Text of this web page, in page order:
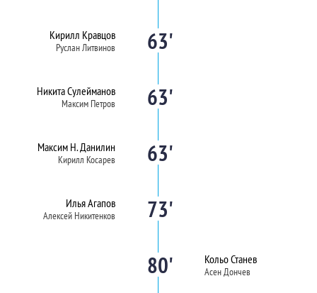
Кирилл Кравцов
Руслан Литвинов 63'
Никита Сулейманов
Максим Петров 63'
Максим Н. Данилин
Кирилл Косарев 63'
Илья Агапов
Алексей Никитенков
73'
80'
Кольо Станев
Асен Дончев